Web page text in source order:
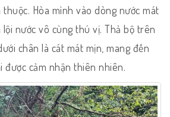
Hòa mình vào dòng nước mát
nước vô cùng thú vị. Thả bộ trên
chân là cát mát mịn, mang đến
được cảm nhận thiên nhiên.